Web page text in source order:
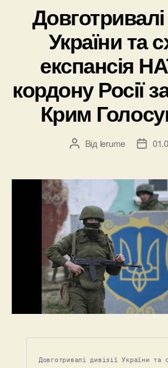
Довготривалі
України та
експансія
кордону Росії
Крим
Автор
Від lerume
Дата
Довготривалі дивізії України та